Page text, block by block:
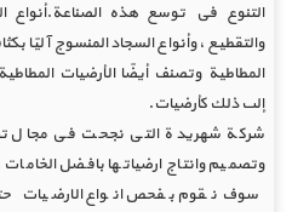
التنوع في توسع هذه الصناعة.أنواع
والتقطيع ، وأنواع السجاد المنسوج آليًا
المطاطية وتصنف أيضًا الأرضيات
إلى ذلك كأرضيات.
شركة شهريدة التي نجحت في مجال
وتصميم وانتاج ارضياتها بافضل
سوف نقوم بفحص انواع الارضيات